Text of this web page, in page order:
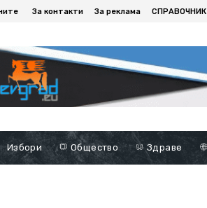
За контакти За реклама СПРАВОЧНИК
Избори Общество Здраве